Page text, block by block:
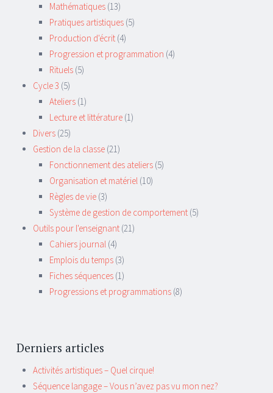
Mathématiques (13)
Pratiques artistiques (5)
Production d'écrit (4)
Progression et programmation (4)
Rituels (5)
Cycle 3 (5)
Ateliers (1)
Lecture et littérature (1)
Divers (25)
Gestion de la classe (21)
Fonctionnement des ateliers (5)
Organisation et matériel (10)
Règles de vie (3)
Système de gestion de comportement (5)
Outils pour l'enseignant (21)
Cahiers journal (4)
Emplois du temps (3)
Fiches séquences (1)
Progressions et programmations (8)
Derniers articles
Activités artistiques – Quel cirque!
Séquence langage – Vous n’avez pas vu mon nez?